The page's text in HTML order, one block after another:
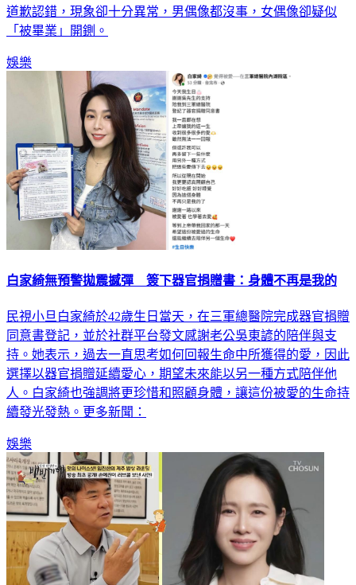
道歉認錯，現象卻十分異常，男偶像都沒事，女偶像卻疑似
「被畢業」開鍘。
娛樂
白家綺無預警拋震撼彈 簽下器官捐贈書：身體不再是我的
民視小旦白家綺於42歲生日當天，在三軍總醫院完成器官捐贈
同意書登記，並於社群平台發文感謝老公吳東諺的陪伴與支
持。她表示，過去一直思考如何回報生命中所獲得的愛，因此
選擇以器官捐贈延續愛心，期望未來能以另一種方式陪伴他
人。白家綺也強調將更珍惜和照顧身體，讓這份被愛的生命持
續發光發熱。更多新聞：
娛樂